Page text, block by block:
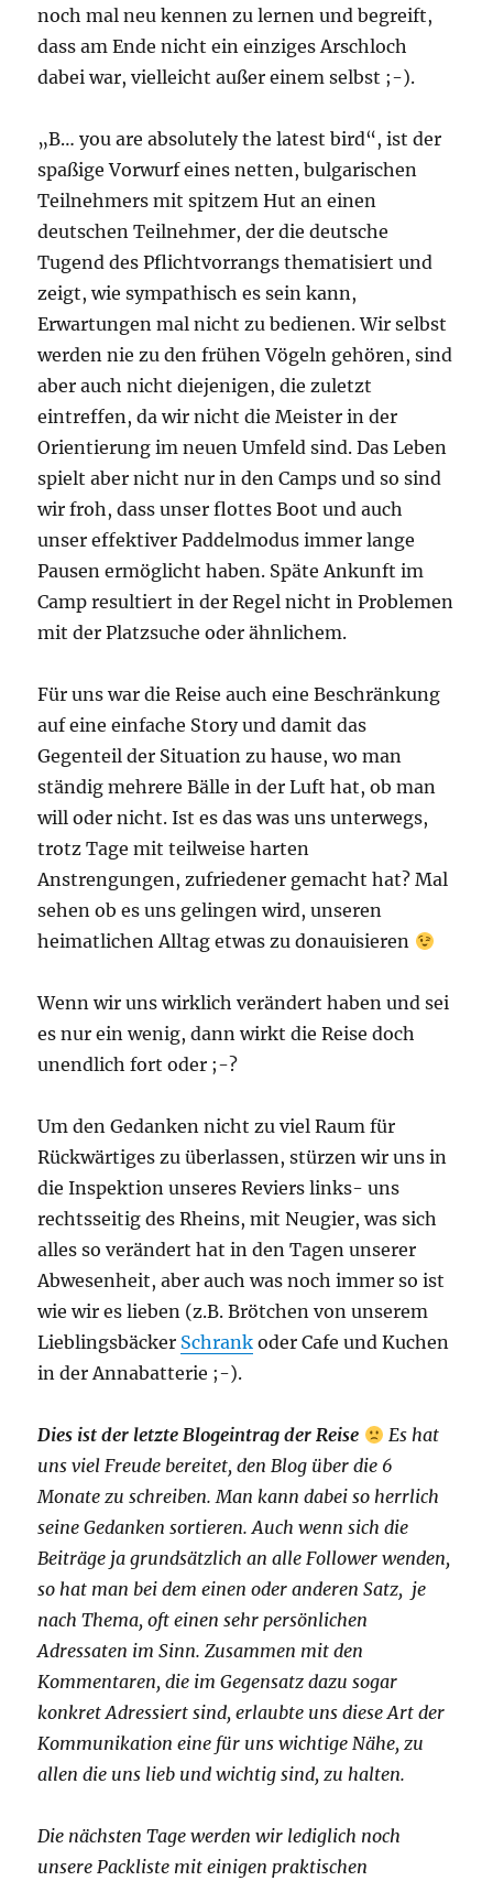
noch mal neu kennen zu lernen und begreift,
dass am Ende nicht ein einziges Arschloch
dabei war, vielleicht außer einem selbst ;-).
„B… you are absolutely the latest bird“, ist der
spaßige Vorwurf eines netten, bulgarischen
Teilnehmers mit spitzem Hut an einen
deutschen Teilnehmer, der die deutsche
Tugend des Pflichtvorrangs thematisiert und
zeigt, wie sympathisch es sein kann,
Erwartungen mal nicht zu bedienen. Wir selbst
werden nie zu den frühen Vögeln gehören, sind
aber auch nicht diejenigen, die zuletzt
eintreffen, da wir nicht die Meister in der
Orientierung im neuen Umfeld sind. Das Leben
spielt aber nicht nur in den Camps und so sind
wir froh, dass unser flottes Boot und auch
unser effektiver Paddelmodus immer lange
Pausen ermöglicht haben. Späte Ankunft im
Camp resultiert in der Regel nicht in Problemen
mit der Platzsuche oder ähnlichem.
Für uns war die Reise auch eine Beschränkung
auf eine einfache Story und damit das
Gegenteil der Situation zu hause, wo man
ständig mehrere Bälle in der Luft hat, ob man
will oder nicht. Ist es das was uns unterwegs,
trotz Tage mit teilweise harten
Anstrengungen, zufriedener gemacht hat? Mal
sehen ob es uns gelingen wird, unseren
heimatlichen Alltag etwas zu donauisieren
Wenn wir uns wirklich verändert haben und sei
es nur ein wenig, dann wirkt die Reise doch
unendlich fort oder ;-?
Um den Gedanken nicht zu viel Raum für
Rückwärtiges zu überlassen, stürzen wir uns in
die Inspektion unseres Reviers links- uns
rechtsseitig des Rheins, mit Neugier, was sich
alles so verändert hat in den Tagen unserer
Abwesenheit, aber auch was noch immer so ist
wie wir es lieben (z.B. Brötchen von unserem
Lieblingsbäcker Schrank oder Cafe und Kuchen
in der Annabatterie ;-).
Dies ist der letzte Blogeintrag der Reise
Es hat
uns viel Freude bereitet, den Blog über die 6
Monate zu schreiben. Man kann dabei so herrlich
seine Gedanken sortieren. Auch wenn sich die
Beiträge ja grundsätzlich an alle Follower wenden,
so hat man bei dem einen oder anderen Satz, je
nach Thema, oft einen sehr persönlichen
Adressaten im Sinn. Zusammen mit den
Kommentaren, die im Gegensatz dazu sogar
konkret Adressiert sind, erlaubte uns diese Art der
Kommunikation eine für uns wichtige Nähe, zu
allen die uns lieb und wichtig sind, zu halten.
Die nächsten Tage werden wir lediglich noch
unsere Packliste mit einigen praktischen